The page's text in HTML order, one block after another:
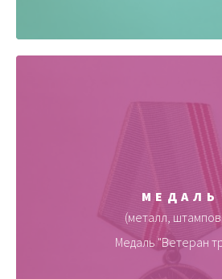
МЕДАЛЬ
(металл,
Медаль "Ветеран